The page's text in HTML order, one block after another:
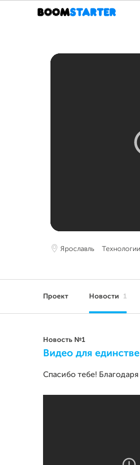
Ярославль Технологии
Проект Новости 1
Новость №1
Видео для
Спасибо тебе!